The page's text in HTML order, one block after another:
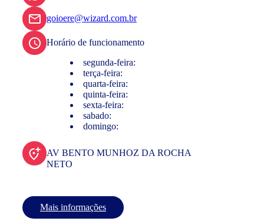
goioere@wizard.com.br
Horário de funcionamento
segunda-feira:
terça-feira:
quarta-feira:
quinta-feira:
sexta-feira:
sabado:
domingo:
AV BENTO MUNHOZ DA ROCHA
NETO
Mais informações